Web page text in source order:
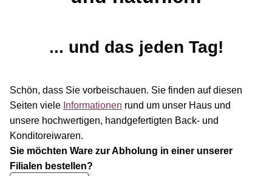
... und das jeden Tag!
Schön, dass Sie vorbeischauen. Sie finden auf diesen
Seiten viele Informationen rund um unser Haus und
unsere hochwertigen, handgefertigten Back- und
Konditoreiwaren.
Sie möchten Ware zur Abholung in einer unserer
Filialen bestellen?